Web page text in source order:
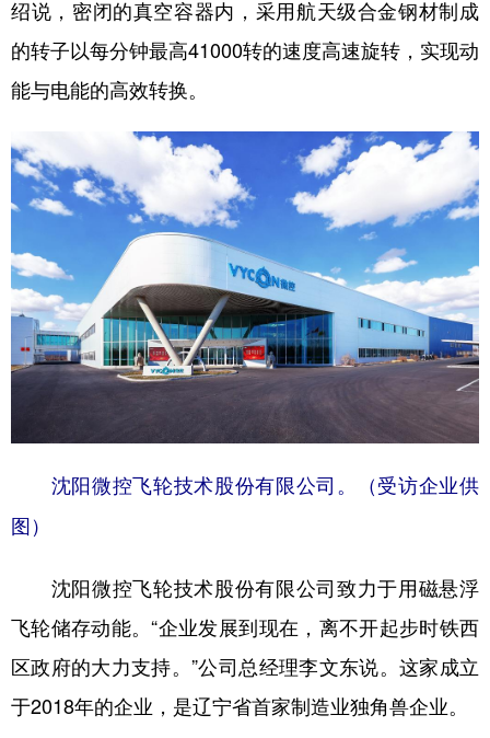
Русский язык 日本語 한국어
绍说，密闭的真空容器内，采用航天级合金钢材制成
的转子以每分钟最高41000转的速度高速旋转，实现动
能与电能的高效转换。
沈阳微控飞轮技术股份有限公司。（受访企业供
图）
沈阳微控飞轮技术股份有限公司致力于用磁悬浮
飞轮储存动能。“企业发展到现在，离不开起步时铁西
区政府的大力支持。”公司总经理李文东说。这家成立
于2018年的企业，是辽宁省首家制造业独角兽企业。